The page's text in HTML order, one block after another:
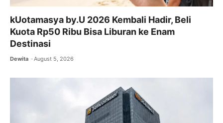
kUotamasya by.U 2026 Kembali Hadir, Beli
Kuota Rp50 Ribu Bisa Liburan ke Enam
Destinasi
Dewita August 5, 2026